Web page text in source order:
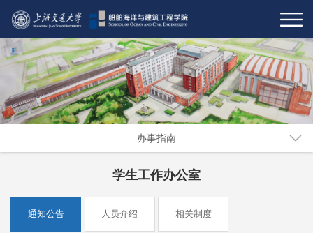
办事指南
学生工作办公室
通知公告 人员介绍 相关制度